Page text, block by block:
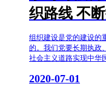
织路线 不
组织建设是党的建设的
的。我们党要长期执政
社会主义道路实现中华
2020-07-01